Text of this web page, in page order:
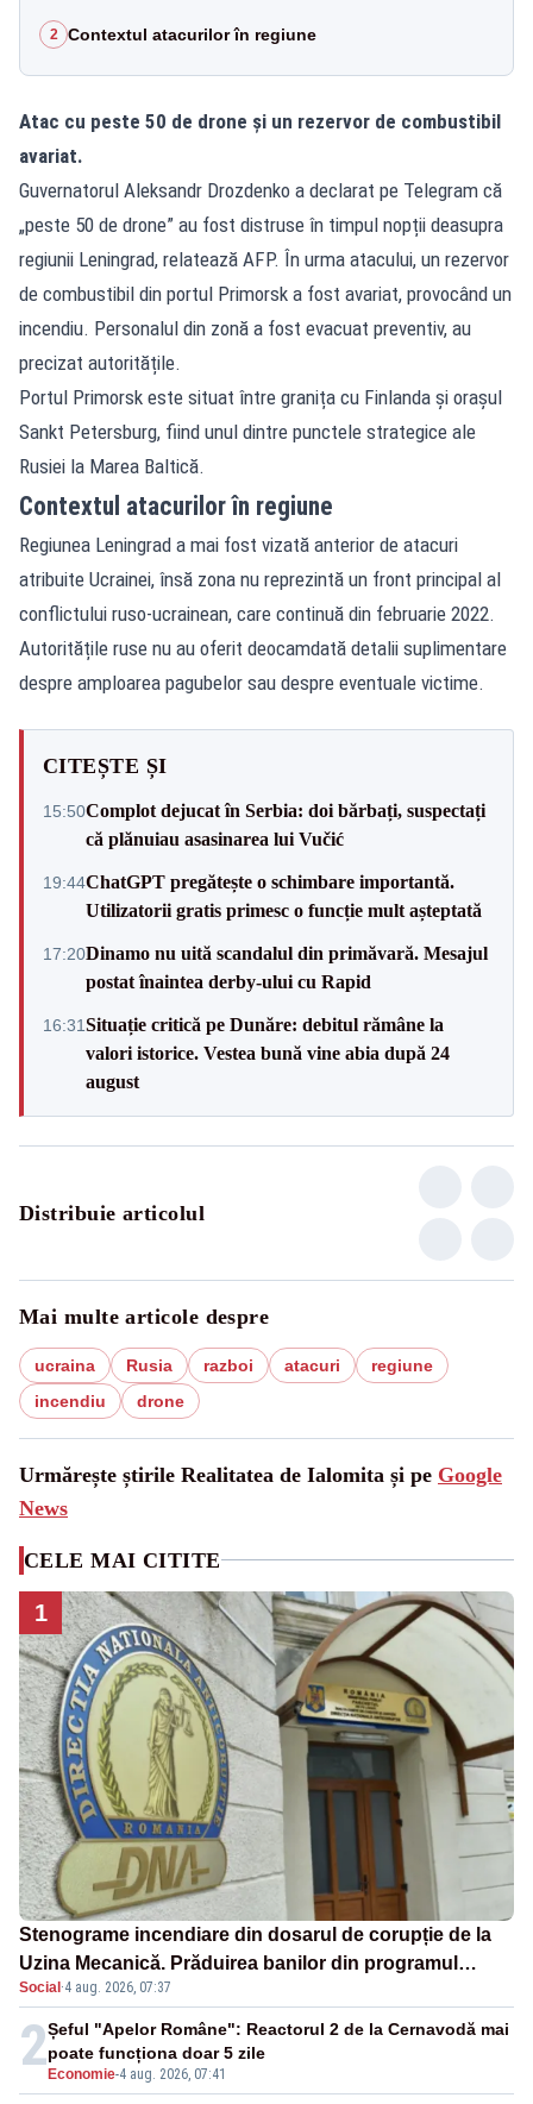
2 Contextul atacurilor în regiune
Atac cu peste 50 de drone și un rezervor de combustibil
avariat.
Guvernatorul Aleksandr Drozdenko a declarat pe Telegram că
„peste 50 de drone” au fost distruse în timpul nopții deasupra
regiunii Leningrad, relatează AFP. În urma atacului, un rezervor
de combustibil din portul Primorsk a fost avariat, provocând un
incendiu. Personalul din zonă a fost evacuat preventiv, au
precizat autoritățile.
Portul Primorsk este situat între granița cu Finlanda și orașul
Sankt Petersburg, fiind unul dintre punctele strategice ale
Rusiei la Marea Baltică.
Contextul atacurilor în regiune
Regiunea Leningrad a mai fost vizată anterior de atacuri
atribuite Ucrainei, însă zona nu reprezintă un front principal al
conflictului ruso‑ucrainean, care continuă din februarie 2022.
Autoritățile ruse nu au oferit deocamdată detalii suplimentare
despre amploarea pagubelor sau despre eventuale victime.
CITEȘTE ȘI
15:50Complot dejucat în Serbia: doi bărbați, suspectați
că plănuiau asasinarea lui Vučić
19:44ChatGPT pregătește o schimbare importantă.
Utilizatorii gratis primesc o funcție mult așteptată
17:20Dinamo nu uită scandalul din primăvară. Mesajul
postat înaintea derby-ului cu Rapid
16:31Situație critică pe Dunăre: debitul rămâne la
valori istorice. Vestea bună vine abia după 24
august
Distribuie articolul
Mai multe articole despre
ucraina Rusia razboi atacuri
regiune
incendiu
drone
Urmărește știrile Realitatea de Ialomita și pe Google
News
CELE MAI CITITE
1
Stenograme incendiare din dosarul de corupție de la
Uzina Mecanică. Prăduirea banilor din programul
SAFE, interceptată de DNA
Social ·4 aug. 2026, 07:37
2 Economie-4 aug. 2026, 07:41
Șeful "Apelor Române": Reactorul 2 de la Cernavodă mai
poate funcționa doar 5 zile